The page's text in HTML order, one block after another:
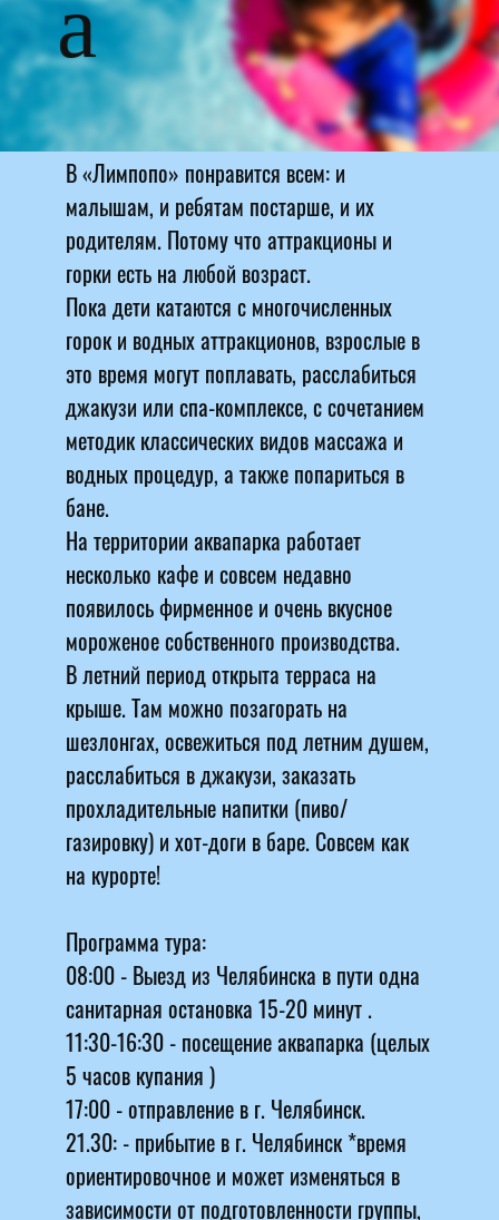
а
В «Лимпопо» понравится всем: и
малышам, и ребятам постарше, и их
родителям. Потому что аттракционы и
горки есть на любой возраст.
Пока дети катаются с многочисленных
горок и водных аттракционов, взрослые в
это время могут поплавать, расслабиться
джакузи или спа-комплексе, с сочетанием
методик классических видов массажа и
водных процедур, а также попариться в
бане.
На территории аквапарка работает
несколько кафе и совсем недавно
появилось фирменное и очень вкусное
мороженое собственного производства.
В летний период открыта терраса на
крыше. Там можно позагорать на
шезлонгах, освежиться под летним душем,
расслабиться в джакузи, заказать
прохладительные напитки (пиво/
газировку) и хот-доги в баре. Совсем как
на курорте!
Программа тура:
08:00 - Выезд из Челябинска в пути одна
санитарная остановка 15-20 минут .
11:30-16:30 - посещение аквапарка (целых
5 часов купания )
17:00 - отправление в г. Челябинск.
21.30: - прибытие в г. Челябинск *время
ориентировочное и может изменяться в
зависимости от подготовленности группы,